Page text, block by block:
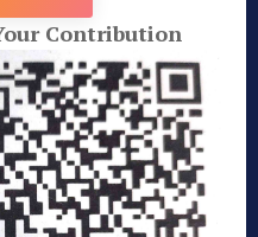
Contribution